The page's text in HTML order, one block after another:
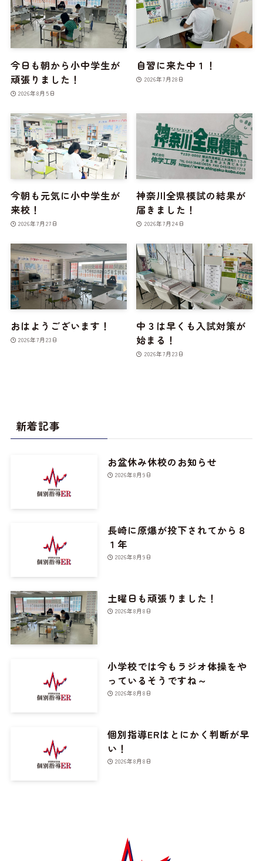
今日も朝から小中学生が
頑張りました！
2026年8月5日
自習に来た中１！
2026年7月28日
今朝も元気に小中学生が
来校！
2026年7月27日
神奈川全県模試の結果が
届きました！
2026年7月24日
おはようございます！
2026年7月23日
中３は早くも入試対策が
始まる！
2026年7月23日
新着記事
お盆休み休校のお知らせ
2026年8月9日
長崎に原爆が投下されてから８
１年
2026年8月9日
土曜日も頑張りました！
2026年8月8日
小学校では今もラジオ体操をや
っているそうですね～
2026年8月8日
個別指導ERはとにかく判断が早
い！
2026年8月8日